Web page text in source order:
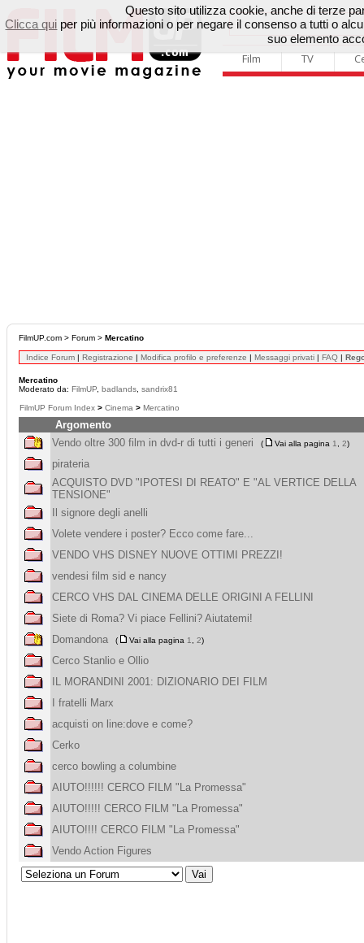
Film TV
FilmUP.com > Forum > Mercatino
Indice Forum | Registrazione | Modifica profilo e preferenze | Messaggi privati | FAQ |
Mercatino
Moderato da: FilmUP badlands sandrix81
FilmUP Forum Index > Cinema > Mercatino
Argomento
Vendo oltre 300 film in dvd-r di tutti i generi
( Vai alla pagina 1 2)
pirateria
ACQUISTO DVD "IPOTESI DI REATO" E "AL VERTICE DELLA
TENSIONE"
Il signore degli anelli
Volete vendere i poster? Ecco come fare...
VENDO VHS DISNEY NUOVE OTTIMI PREZZI!
vendesi film sid e nancy
CERCO VHS DAL CINEMA DELLE ORIGINI A FELLINI
Siete di Roma? Vi piace Fellini? Aiutatemi!
Domandona
( Vai alla pagina 1 2)
Cerco Stanlio e Ollio
IL MORANDINI 2001: DIZIONARIO DEI FILM
I fratelli Marx
acquisti on line:dove e come?
Cerko
cerco bowling a columbine
AIUTO!!!!!! CERCO FILM "La Promessa"
AIUTO!!!!! CERCO FILM "La Promessa"
AIUTO!!!! CERCO FILM "La Promessa"
Vendo Action Figures
Questo sito utilizza cookie, anche di terze
Clicca qui per più informazioni o per negare il consenso a tutti o
suo elemento